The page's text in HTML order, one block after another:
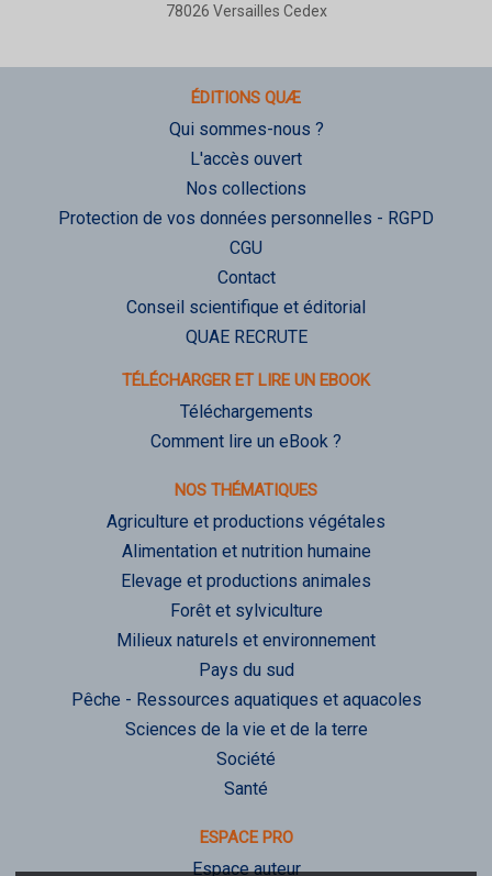
78026 Versailles Cedex
ÉDITIONS QUÆ
Qui sommes-nous ?
L'accès ouvert
Nos collections
Protection de vos données personnelles - RGPD
CGU
Contact
Conseil scientifique et éditorial
QUAE RECRUTE
TÉLÉCHARGER ET LIRE UN EBOOK
Téléchargements
Comment lire un eBook ?
NOS THÉMATIQUES
Agriculture et productions végétales
Alimentation et nutrition humaine
Elevage et productions animales
Forêt et sylviculture
Milieux naturels et environnement
Pays du sud
Pêche - Ressources aquatiques et aquacoles
Sciences de la vie et de la terre
Société
Santé
ESPACE PRO
Espace auteur